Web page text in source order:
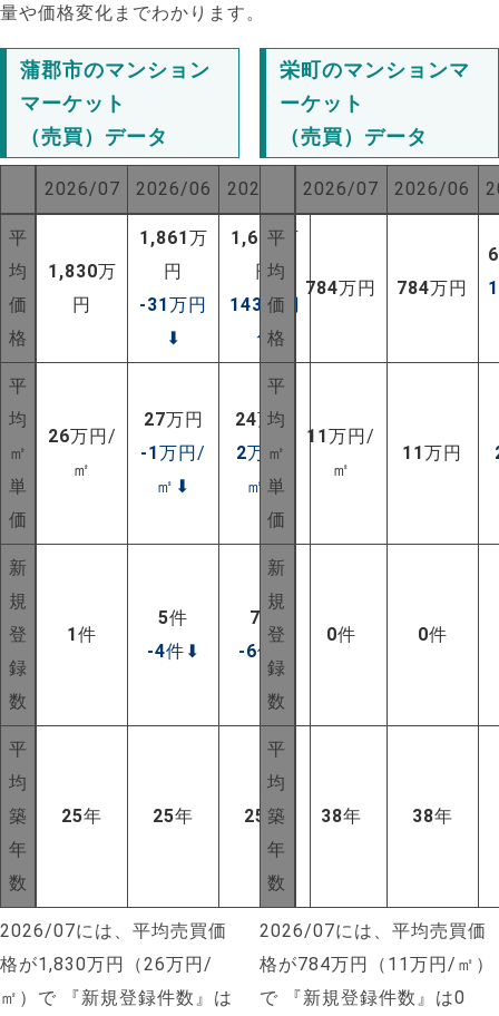
NEW!
量や価格変化までわかります。
蒲郡市のマンション
マーケット
（売買）データ
2026/07 2026/06 2025/07
平
均
価
格
1,830万
円
1,861万
円
-31万円
⬇
1,687万
円
143 万円
⬆
平
均
㎡
単
価
26万円/
㎡
27万円
-1万円/
㎡ ⬇
24万円
2万円/
㎡ ⬆
新
規
登
録
数
1件
5件
-4件 ⬇
7 件
-6件
平
均
築
年
数
25年 25年 25 年
2026/07には、平均売買価
格が1,830万円（26万円/
㎡）で 『新規登録件数』は
栄町のマンションマ
ーケット
（売買）データ
2026/07 2026/06
平
均
価
格
784万円 784万円
平
均
㎡
単
価
11万円/
㎡
11万円
新
規
登
録
数
0件 0件
平
均
築
年
数
38年 38年
2026/07には、平均売買価
格が784万円（11万円/㎡）
で 『新規登録件数』は0